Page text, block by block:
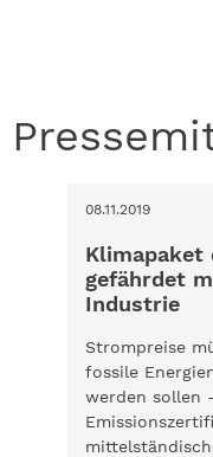
08.11.2019
Klimapaket
gefährdet
Industrie
Strompreise
fossile
werden sollen